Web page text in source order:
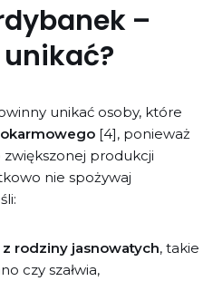
–
unikać osoby, które
[4], ponieważ
zwiększonej produkcji
nie spożywaj
rodziny jasnowatych, takie
czy szałwia,